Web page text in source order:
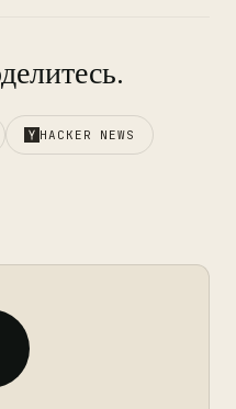
HACKER NEWS